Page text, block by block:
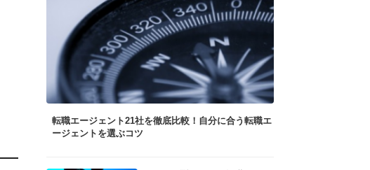
転職エージェント21社を徹底比較！自分に合う転職エ
ージェントを選ぶコツ